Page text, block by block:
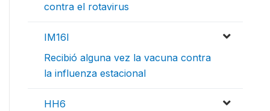
contra el rotavirus
IM16I
Recibió alguna vez la vacuna contra
la influenza estacional
HH6